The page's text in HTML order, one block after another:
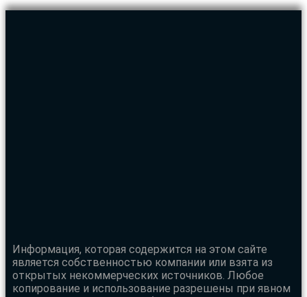
Информация, которая содержится на этом сайте
является собственностью компании или взята из
открытых некоммерческих источников. Любое
копирование и использование разрешены при явном